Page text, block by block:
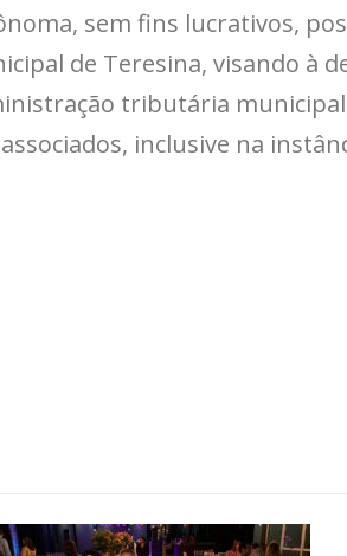
sem fins lucrativos,
de Teresina, visando à
tributária
inclusive na